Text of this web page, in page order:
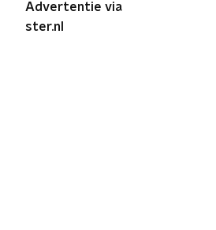
Advertentie via
ster.nl